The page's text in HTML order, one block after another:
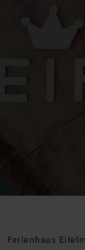
Ferienhaus